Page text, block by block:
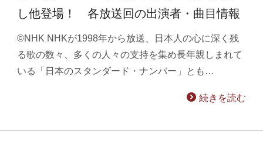
し他登場！ 各放送回の出演者・曲目情報
©NHK NHKが1998年から放送、日本人の心に深く残
る歌の数々、多くの人々の支持を集め長年親しまれて
いる「日本のスタンダード・ナンバー」とも…
続きを読む